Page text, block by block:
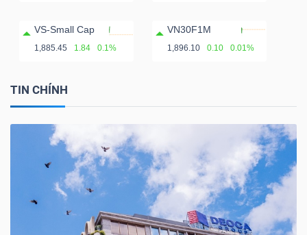
VS-Small Cap
1,885.45 1.84 0.1%
VN30F1M
1,896.10 0.10 0.01%
TIN CHÍNH